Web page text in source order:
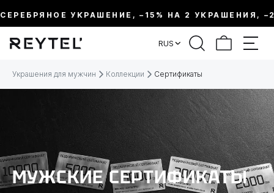
УКРАШЕНИЕ, –15% НА 2 УКРАШЕНИЯ,
RUS
Украшения для мужчин Коллекции Сертификаты
МУЖСКИЕ СЕРТИФИКАТЫ
ФИЛЬТР